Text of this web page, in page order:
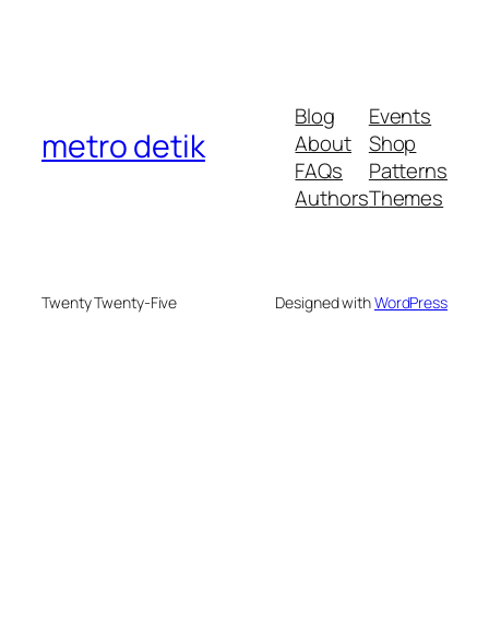
metro detik
Blog
About
FAQs
Authors
Events
Shop
Patterns
Themes
Twenty Twenty-Five Designed withWordPress